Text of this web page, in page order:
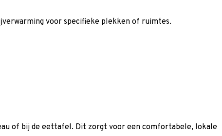
voor specifieke plekken of ruimtes.
of bij de eettafel. Dit zorgt voor een comfortabele, lokale